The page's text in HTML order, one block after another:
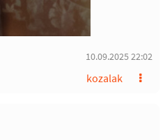
10.09.2025 22:02
kozalak